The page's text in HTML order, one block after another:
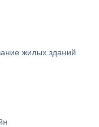
жилых зданий